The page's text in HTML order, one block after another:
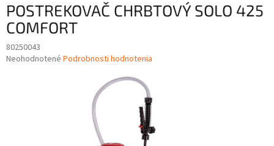
POSTREKOVAČ CHRBTOVÝ SOLO 425
COMFORT
80250043
Priemerné
Neohodnotené Podrobnosti hodnotenia